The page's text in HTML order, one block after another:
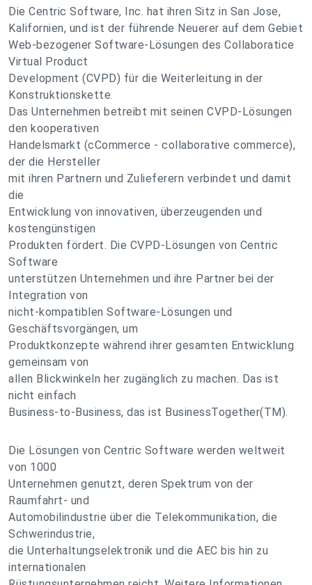
Die Centric Software, Inc. hat ihren Sitz in San Jose,
Kalifornien, und ist der führende Neuerer auf dem Gebiet
Web-bezogener Software-Lösungen des Collaboratice
Virtual Product
Development (CVPD) für die Weiterleitung in der
Konstruktionskette.
Das Unternehmen betreibt mit seinen CVPD-Lösungen
den kooperativen
Handelsmarkt (cCommerce - collaborative commerce),
der die Hersteller
mit ihren Partnern und Zulieferern verbindet und damit
die
Entwicklung von innovativen, überzeugenden und
kostengünstigen
Produkten fördert. Die CVPD-Lösungen von Centric
Software
unterstützen Unternehmen und ihre Partner bei der
Integration von
nicht-kompatiblen Software-Lösungen und
Geschäftsvorgängen, um
Produktkonzepte während ihrer gesamten Entwicklung
gemeinsam von
allen Blickwinkeln her zugänglich zu machen. Das ist
nicht einfach
Business-to-Business, das ist BusinessTogether(TM).
Die Lösungen von Centric Software werden weltweit
von 1000
Unternehmen genutzt, deren Spektrum von der
Raumfahrt- und
Automobilindustrie über die Telekommunikation, die
Schwerindustrie,
die Unterhaltungselektronik und die AEC bis hin zu
internationalen